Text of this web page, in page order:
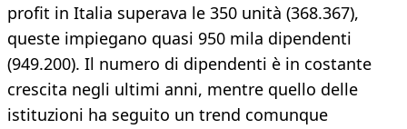
profit in Italia superava le 350 unità (368.367),
queste impiegano quasi 950 mila dipendenti
(949.200). Il numero di dipendenti è in costante
crescita negli ultimi anni, mentre quello delle
istituzioni ha seguito un trend comunque